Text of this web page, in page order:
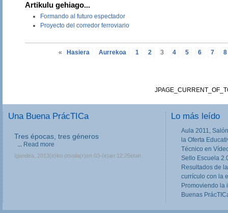
Artikulu gehiago...
Formando al futuro espectador
Proyecto del corredor ferroviario
« Hasiera Aurrekoa 1 2 3 4 5 6 7 8
Una Buena PrácTICa
Tres épocas, tres géneros
... Read more
Igandea, 2013(e)ko otsaila(r)en 03-(e)an 12:25etan
Lo más leído
Aula 2011,
la Oferta
Técnico en
Sello Escuela
Resultados de
currículo con la
Promoviendo la
Buenas